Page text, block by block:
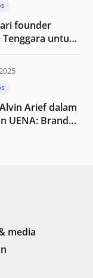
founder
untuk
di tengah
Arief dalam
UENA : Brand
media